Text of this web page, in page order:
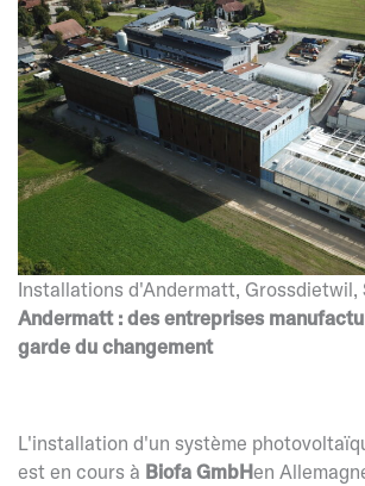
Installations d'Andermatt, Grossdietwil,
Andermatt : des entreprises
garde du changement
L'installation d'un système
est en cours à Biofa GmbHen